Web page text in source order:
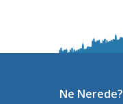
Ne Nerede?